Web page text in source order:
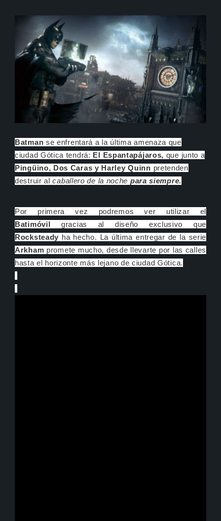
Batman se enfrentará a la última amenaza que
ciudad Gótica tendrá: El Espantapájaros, que junto a
Pingüino, Dos Caras y Harley Quinn pretenden
destruir alcaballero de la noche para siempre.
Por primera vez podremos ver utilizar el
Batimóvil gracias al diseño exclusivo que
Rocksteady ha hecho. La última entregar de la serie
Arkham promete mucho, desde llevarte por las calles
hasta el horizonte más lejano de ciudad Gótica.